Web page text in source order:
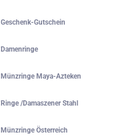
Geschenk-Gutschein
Damenringe
Münzringe Maya-Azteken
Ringe /Damaszener Stahl
Münzringe Österreich